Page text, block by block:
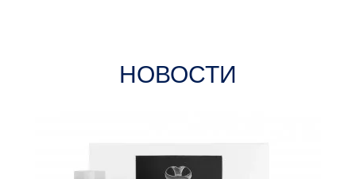
НОВОСТИ